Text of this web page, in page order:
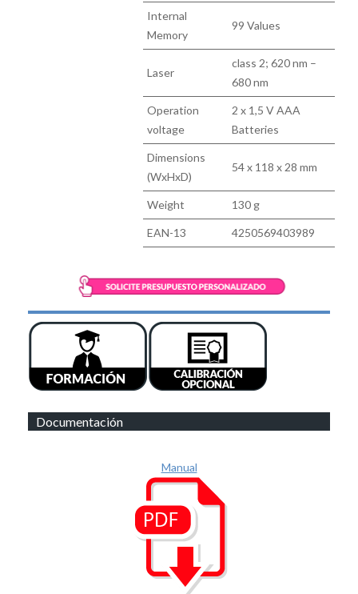
Internal
Memory
99 Values
Laser
class 2; 620 nm –
680 nm
Operation
voltage
2 x 1,5 V AAA
Batteries
Dimensions
(WxHxD)
54 x 118 x 28 mm
Weight 130 g
EAN-13 4250569403989
Documentación
Manual